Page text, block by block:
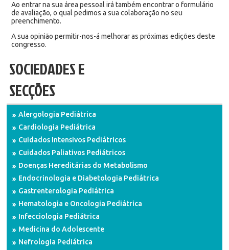
Ao entrar na sua área pessoal irá também encontrar o formulário
de avaliação, o qual pedimos a sua colaboração no seu
preenchimento.
A sua opinião permitir-nos-á melhorar as próximas edições deste
congresso.
SOCIEDADES E
SECÇÕES
Alergologia Pediátrica
Cardiologia Pediátrica
Cuidados Intensivos Pediátricos
Cuidados Paliativos Pediátricos
Doenças Hereditárias do Metabolismo
Endocrinologia e Diabetologia Pediátrica
Gastrenterologia Pediátrica
Hematologia e Oncologia Pediátrica
Infecciologia Pediátrica
Medicina do Adolescente
Nefrologia Pediátrica